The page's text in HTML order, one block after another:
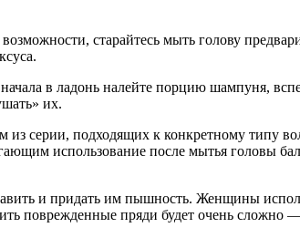
старайтесь мыть голову
в ладонь налейте порцию шампуня,
их.
из серии, подходящих к конкретному
использование после мытья головы
и придать им пышность. Женщины
поврежденные пряди будет очень сложно